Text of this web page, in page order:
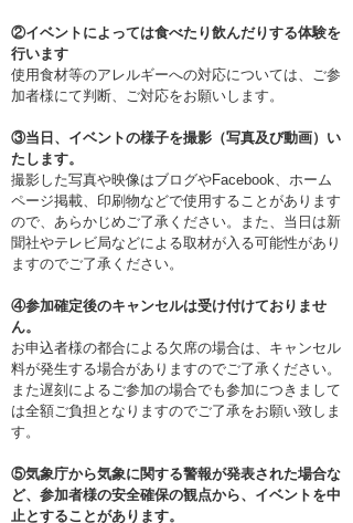
②イベントによっては食べたり飲んだりする体験を
行います
使用食材等のアレルギーへの対応については、ご参
加者様にて判断、ご対応をお願いします。
③当日、イベントの様子を撮影（写真及び動画）い
たします。
撮影した写真や映像はブログやFacebook、ホーム
ページ掲載、印刷物などで使用することがあります
ので、あらかじめご了承ください。また、当日は新
聞社やテレビ局などによる取材が入る可能性があり
ますのでご了承ください。
④参加確定後のキャンセルは受け付けておりませ
ん。
お申込者様の都合による欠席の場合は、キャンセル
料が発生する場合がありますのでご了承ください。
また遅刻によるご参加の場合でも参加につきまして
は全額ご負担となりますのでご了承をお願い致しま
す。
⑤気象庁から気象に関する警報が発表された場合な
ど、参加者様の安全確保の観点から、イベントを中
止とすることがあります。